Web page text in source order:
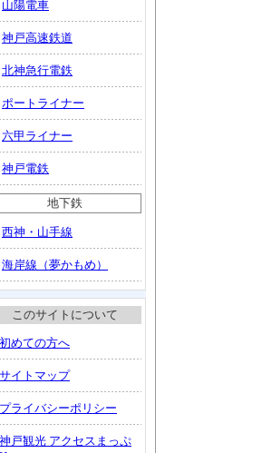
山陽電車
神戸高速鉄道
北神急行電鉄
ポートライナー
六甲ライナー
神戸電鉄
地下鉄
西神・山手線
海岸線（夢かもめ）
このサイトについて
初めての方へ
サイトマップ
プライバシーポリシー
神戸観光 アクセスまっぷ